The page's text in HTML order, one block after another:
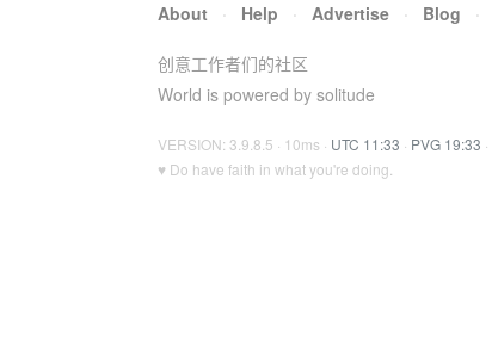
About · Help · Advertise · Blog ·
创意工作者们的社区
World is powered by solitude
VERSION: 3.9.8.5 · 10ms · UTC 11:33 · PVG 19:33 ·
♥ Do have faith in what you're doing.